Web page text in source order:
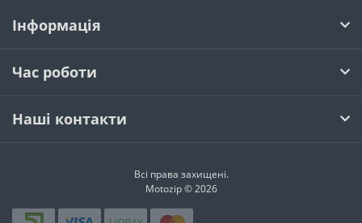
Інформація
Час роботи
Наші контакти
Всі права захищені.
Motozip © 2026